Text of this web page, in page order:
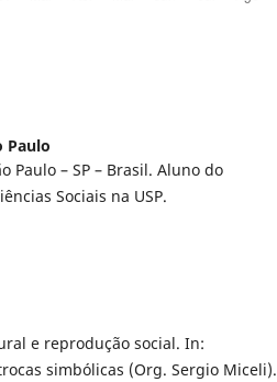
Paulo
Paulo – SP – Brasil. Aluno do
Sociais na USP.
e reprodução social. In:
simbólicas (Org. Sergio Miceli).